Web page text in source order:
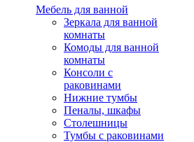
Мебель для ванной
Зеркала для ванной
комнаты
Комоды для ванной
комнаты
Консоли с
раковинами
Нижние тумбы
Пеналы, шкафы
Столешницы
Тумбы с раковинами